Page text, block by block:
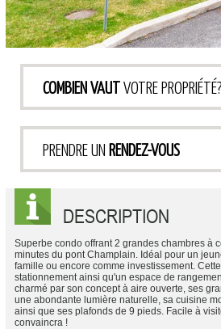
COMBIEN VAUTVOTRE PROPRIÉTÉ?
PRENDRE UN RENDEZ-VOUS
DESCRIPTION
Superbe condo offrant 2 grandes chambres à
minutes du pont Champlain. Idéal pour un
famille ou encore comme investissement.
stationnement ainsi qu'un espace de
charmé par son concept à aire ouverte, ses
une abondante lumière naturelle, sa cuisine
ainsi que ses plafonds de 9 pieds. Facile à
convaincra !